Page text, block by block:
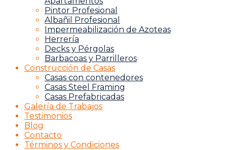
Pintor Profesional
Albañil Profesional
Impermeabilización de Azoteas
Herrería
Decks y Pérgolas
Barbacoas y Parrilleros
Construcción de Casas
Casas con contenedores
Casas Steel Framing
Casas Prefabricadas
Galería de Trabajos
Testimonios
Blog
Contacto
Términos y Condiciones